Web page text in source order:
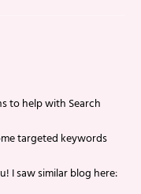
to help with Search
targeted keywords
I saw similar blog here: